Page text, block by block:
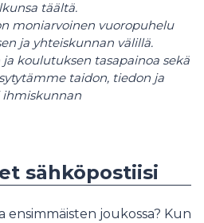
täältä.
moniarvoinen vuoropuhelu
ja yhteiskunnan välillä.
koulutuksen tasapainoa sekä
taidon, tiedon ja
ihmiskunnan
sähköpostiisi
ensimmäisten joukossa? Kun